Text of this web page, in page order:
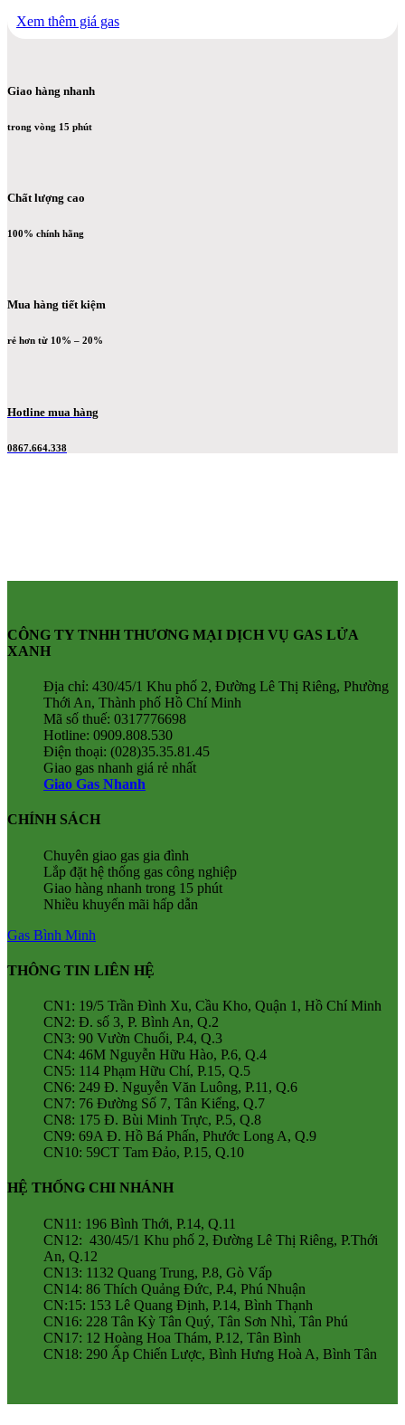
Xem thêm giá gas
Giao hàng nhanh
trong vòng 15 phút
Chất lượng cao
100% chính hãng
Mua hàng tiết kiệm
rẻ hơn từ 10% – 20%
Hotline mua hàng
0867.664.338
CÔNG TY TNHH THƯƠNG MẠI DỊCH VỤ GAS LỬA
XANH
Địa chỉ: 430/45/1 Khu phố 2, Đường Lê Thị Riêng, Phường
Thới An, Thành phố Hồ Chí Minh
Mã số thuế: 0317776698
Hotline: 0909.808.530
Điện thoại: (028)35.35.81.45
Giao gas nhanh giá rẻ nhất
Giao Gas Nhanh
CHÍNH SÁCH
Chuyên giao gas gia đình
Lắp đặt hệ thống gas công nghiệp
Giao hàng nhanh trong 15 phút
Nhiều khuyến mãi hấp dẫn
Gas Bình Minh
THÔNG TIN LIÊN HỆ
CN1: 19/5 Trần Đình Xu, Cầu Kho, Quận 1, Hồ Chí Minh
CN2: Đ. số 3, P. Bình An, Q.2
CN3: 90 Vườn Chuối, P.4, Q.3
CN4: 46M Nguyễn Hữu Hào, P.6, Q.4
CN5: 114 Phạm Hữu Chí, P.15, Q.5
CN6: 249 Đ. Nguyễn Văn Luông, P.11, Q.6
CN7: 76 Đường Số 7, Tân Kiểng, Q.7
CN8: 175 Đ. Bùi Minh Trực, P.5, Q.8
CN9: 69A Đ. Hồ Bá Phấn, Phước Long A, Q.9
CN10: 59CT Tam Đảo, P.15, Q.10
HỆ THỐNG CHI NHÁNH
CN11: 196 Bình Thới, P.14, Q.11
CN12: 430/45/1 Khu phố 2, Đường Lê Thị Riêng, P.Thới
An, Q.12
CN13: 1132 Quang Trung, P.8, Gò Vấp
CN14: 86 Thích Quảng Đức, P.4, Phú Nhuận
CN:15: 153 Lê Quang Định, P.14, Bình Thạnh
CN16: 228 Tân Kỳ Tân Quý, Tân Sơn Nhì, Tân Phú
CN17: 12 Hoàng Hoa Thám, P.12, Tân Bình
CN18: 290 Ấp Chiến Lược, Bình Hưng Hoà A, Bình Tân